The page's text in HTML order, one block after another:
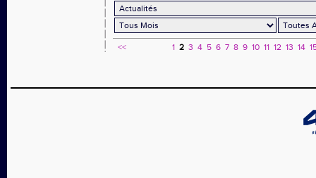
<< 1 2 3 4 5 6 7 8 9 10 11 12 13 14